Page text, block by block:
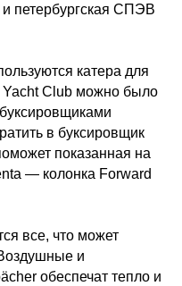
петербургская СПЭВ
катера для
Yacht Club можно было
в буксировщик
показанная на
— колонка Forward
все, что может
и
обеспечат тепло и